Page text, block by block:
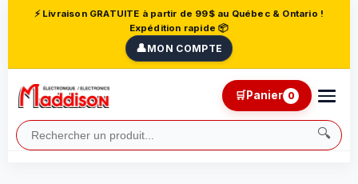
⚡ Livraison GRATUITE à partir de 99$ au Québec & Ontario !
Expédition rapide 📦
👤MON COMPTE
🔍
🛒Panier 0